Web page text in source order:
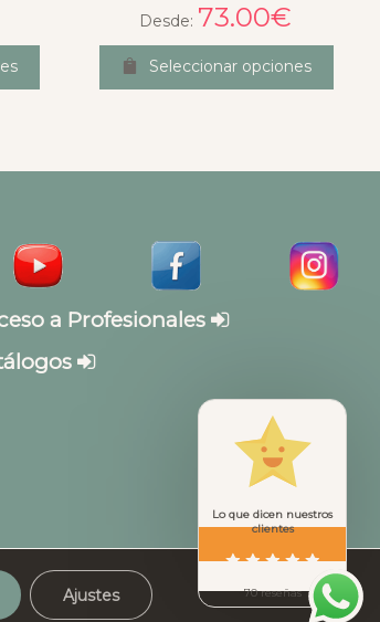
Desde: 73.00€
Seleccionar opciones
a Profesionales
Ajustes
Lo que dicen nuestros
clientes
70 reseñas